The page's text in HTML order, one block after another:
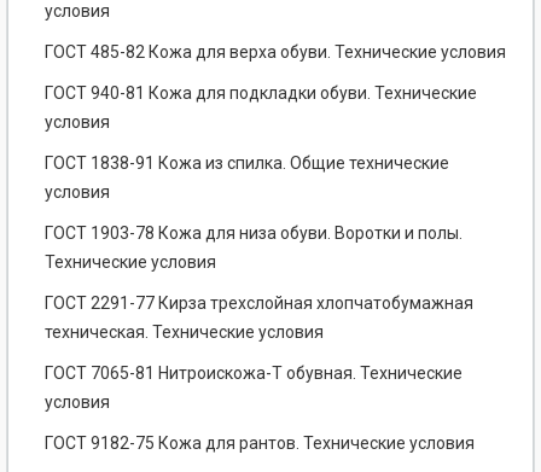
условия
ГОСТ 485-82 Кожа для верха обуви. Технические условия
ГОСТ 940-81 Кожа для подкладки обуви. Технические
условия
ГОСТ 1838-91 Кожа из спилка. Общие технические
условия
ГОСТ 1903-78 Кожа для низа обуви. Воротки и полы.
Технические условия
ГОСТ 2291-77 Кирза трехслойная хлопчатобумажная
техническая. Технические условия
ГОСТ 7065-81 Нитроискожа-Т обувная. Технические
условия
ГОСТ 9182-75 Кожа для рантов. Технические условия